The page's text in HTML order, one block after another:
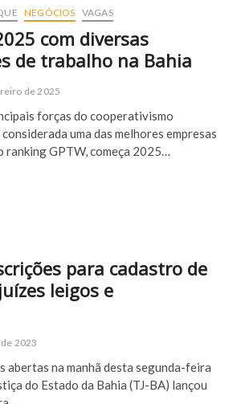
NEGÓCIOS VAGAS
com diversas
de trabalho na Bahia
de 2025
forças do cooperativismo
uma das melhores empresas
GPTW, começa 2025…
para cadastro de
leigos e
2023
abertas na manhã desta segunda-feira
do Estado da Bahia (TJ-BA) lançou